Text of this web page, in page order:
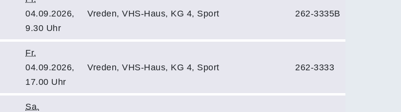
04.09.2026,
9.30 Uhr
Vreden, VHS-Haus, KG 4, Sport 262-3335B
Fr.
04.09.2026,
17.00 Uhr
Vreden, VHS-Haus, KG 4, Sport 262-3333
Sa.